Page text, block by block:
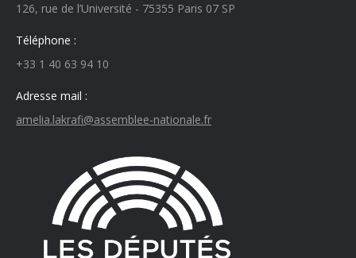
126, rue de l’Université - 75355 Paris 07 SP
Téléphone :
+33 1 40 63 94 10
Adresse mail :
amelia.lakrafi@assemblee-nationale.fr